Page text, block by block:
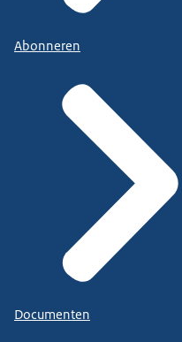
Abonneren
Documenten